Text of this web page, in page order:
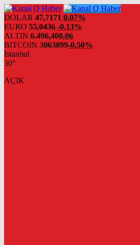
DOLAR 47,7171 0.07%
EURO 55,0436 -0.13%
ALTIN 6.496,400,06
BITCOIN 3063899-0,50%
İstanbul
30°
AÇIK